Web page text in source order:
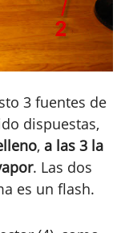
3 fuentes de
dispuestas,
, a las 3 la
. Las dos
es un flash.